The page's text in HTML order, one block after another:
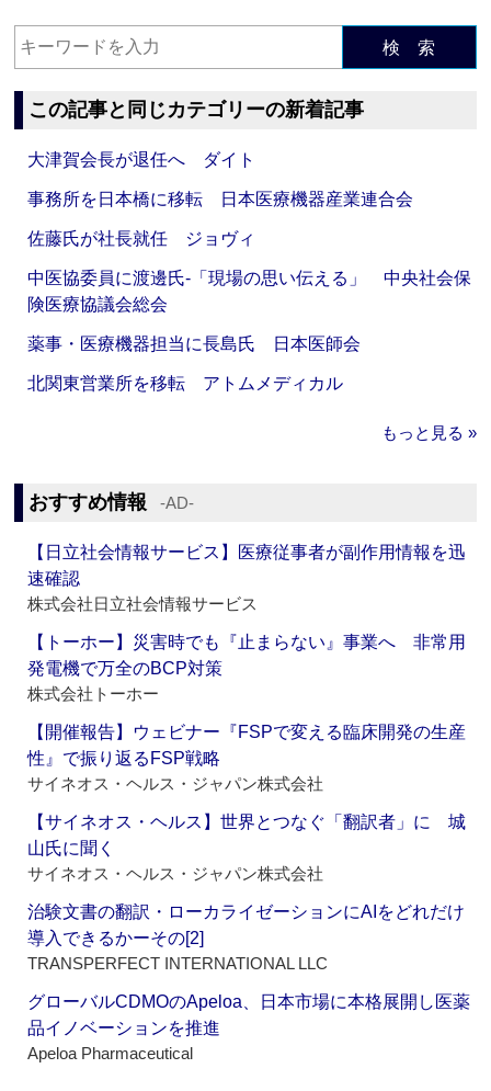
検 索
この記事と同じカテゴリーの新着記事
大津賀会長が退任へ ダイト
事務所を日本橋に移転 日本医療機器産業連合会
佐藤氏が社長就任 ジョヴィ
中医協委員に渡邊氏‐「現場の思い伝える」 中央社会保
険医療協議会総会
薬事・医療機器担当に長島氏 日本医師会
北関東営業所を移転 アトムメディカル
もっと見る »
おすすめ情報 ‐AD‐
【日立社会情報サービス】医療従事者が副作用情報を迅
速確認
株式会社日立社会情報サービス
【トーホー】災害時でも『止まらない』事業へ 非常用
発電機で万全のBCP対策
株式会社トーホー
【開催報告】ウェビナー『FSPで変える臨床開発の生産
性』で振り返るFSP戦略
サイネオス・ヘルス・ジャパン株式会社
【サイネオス・ヘルス】世界とつなぐ「翻訳者」に 城
山氏に聞く
サイネオス・ヘルス・ジャパン株式会社
治験文書の翻訳・ローカライゼーションにAIをどれだけ
導入できるかーその[2]
TRANSPERFECT INTERNATIONAL LLC
グローバルCDMOのApeloa、日本市場に本格展開し医薬
品イノベーションを推進
Apeloa Pharmaceutical